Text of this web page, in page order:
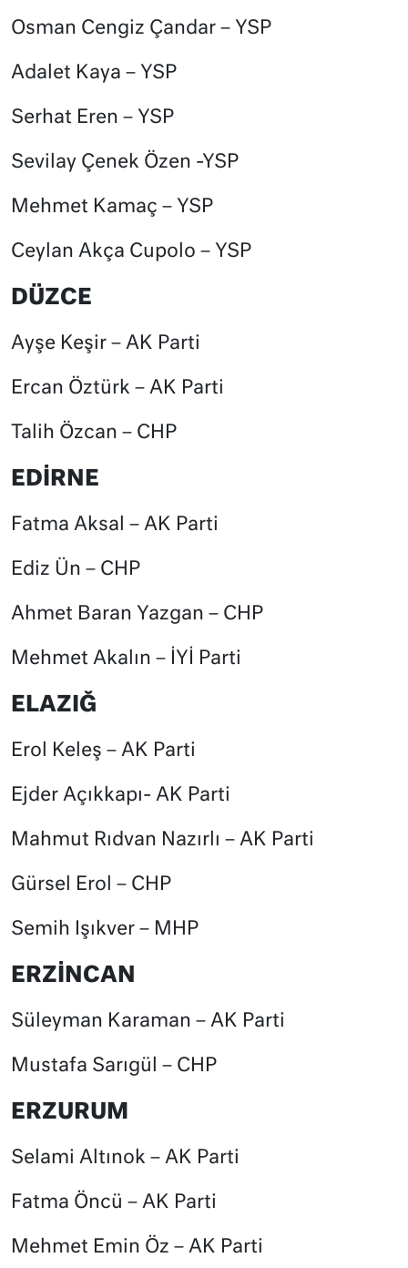
Osman Cengiz Çandar – YSP
Adalet Kaya – YSP
Serhat Eren – YSP
Sevilay Çenek Özen -YSP
Mehmet Kamaç – YSP
Ceylan Akça Cupolo – YSP
DÜZCE
Ayşe Keşir – AK Parti
Ercan Öztürk – AK Parti
Talih Özcan – CHP
EDİRNE
Fatma Aksal – AK Parti
Ediz Ün – CHP
Ahmet Baran Yazgan – CHP
Mehmet Akalın – İYİ Parti
ELAZIĞ
Erol Keleş – AK Parti
Ejder Açıkkapı- AK Parti
Mahmut Rıdvan Nazırlı – AK Parti
Gürsel Erol – CHP
Semih Işıkver – MHP
ERZİNCAN
Süleyman Karaman – AK Parti
Mustafa Sarıgül – CHP
ERZURUM
Selami Altınok – AK Parti
Fatma Öncü – AK Parti
Mehmet Emin Öz – AK Parti